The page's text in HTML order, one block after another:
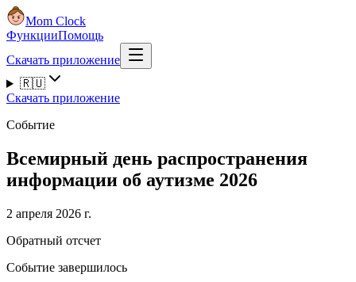
Mom Clock
ФункцииПомощь
Скачать приложение
🇷🇺
Скачать приложение
Событие
Всемирный день распространения
информации об аутизме 2026
2 апреля 2026 г.
Обратный отсчет
Событие завершилось